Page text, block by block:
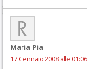
Maria Pia
17 Gennaio 2008 alle 01:06